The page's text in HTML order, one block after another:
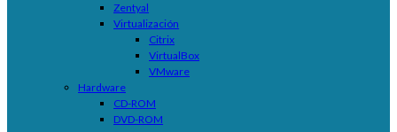
Zentyal
Virtualización
Citrix
VirtualBox
VMware
Hardware
CD-ROM
DVD-ROM